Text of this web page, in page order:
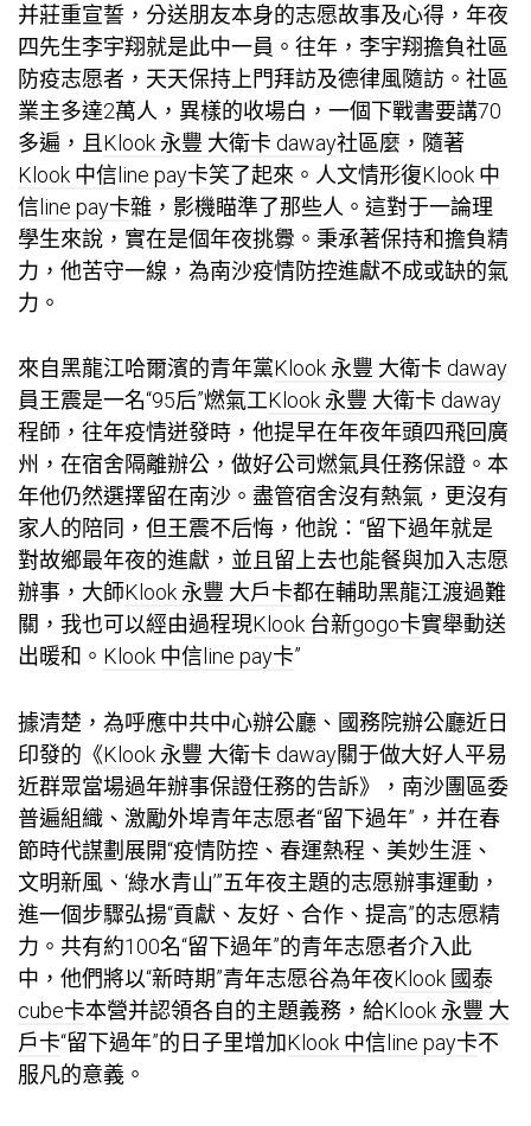
并莊重宣誓，分送朋友本身的志愿故事及心得，年夜
四先生李宇翔就是此中一員。往年，李宇翔擔負社區
防疫志愿者，天天保持上門拜訪及德律風隨訪。社區
業主多達2萬人，異樣的收場白，一個下戰書要講70
多遍，且Klook 永豐 大衛卡 daway社區麼，隨著
Klook 中信line pay卡笑了起來。人文情形復Klook 中
信line pay卡雜，影機瞄準了那些人。這對于一論理
學生來說，實在是個年夜挑釁。秉承著保持和擔負精
力，他苦守一線，為南沙疫情防控進獻不成或缺的氣
力。
來自黑龍江哈爾濱的青年黨Klook 永豐 大衛卡 daway
員王震是一名“95后”燃氣工Klook 永豐 大衛卡 daway
程師，往年疫情迸發時，他提早在年夜年頭四飛回廣
州，在宿舍隔離辦公，做好公司燃氣具任務保證。本
年他仍然選擇留在南沙。盡管宿舍沒有熱氣，更沒有
家人的陪同，但王震不后悔，他說：“留下過年就是
對故鄉最年夜的進獻，並且留上去也能餐與加入志愿
辦事，大師Klook 永豐 大戶卡都在輔助黑龍江渡過難
關，我也可以經由過程現Klook 台新gogo卡實舉動送
出暖和。 Klook 中信line pay卡”
據清楚，為呼應中共中心辦公廳、國務院辦公廳近日
印發的《Klook 永豐 大衛卡 daway關于做大好人平易
近群眾當場過年辦事保證任務的告訴》，南沙團區委
普遍組織、激勵外埠青年志愿者“留下過年”，并在春
節時代謀劃展開“疫情防控、春運熱程、美妙生涯、
文明新風、‘綠水青山’”五年夜主題的志愿辦事運動，
進一個步驟弘揚“貢獻、友好、合作、提高”的志愿精
力。共有約100名“留下過年”的青年志愿者介入此
中，他們將以“新時期”青年志愿谷為年夜Klook 國泰
cube卡本營并認領各自的主題義務，給Klook 永豐 大
戶卡“留下過年”的日子里增加Klook 中信line pay卡不
服凡的意義。